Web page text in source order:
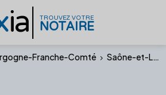
ia TROUVEZ VOTRE
NOTAIRE
Franche-Comté Saône-et-Loire